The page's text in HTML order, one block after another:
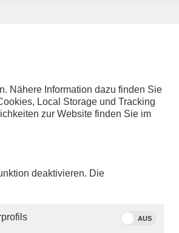
Teilen
Nähere Information dazu finden Sie
Local Storage und Tracking
zur Website finden Sie im
deaktivieren. Die
AUS